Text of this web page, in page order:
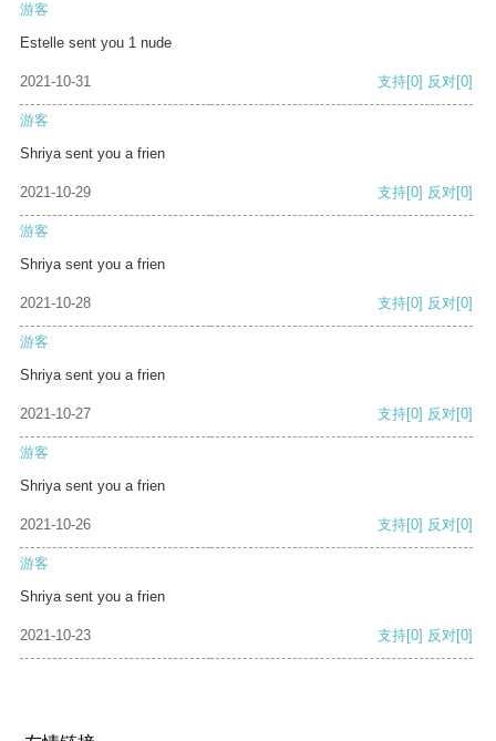
游客
Estelle sent you 1 nude
2021-10-31 支持[0] 反对[0]
游客
Shriya sent you a frien
2021-10-29 支持[0] 反对[0]
游客
Shriya sent you a frien
2021-10-28 支持[0] 反对[0]
游客
Shriya sent you a frien
2021-10-27 支持[0] 反对[0]
游客
Shriya sent you a frien
2021-10-26 支持[0] 反对[0]
游客
Shriya sent you a frien
2021-10-23 支持[0] 反对[0]